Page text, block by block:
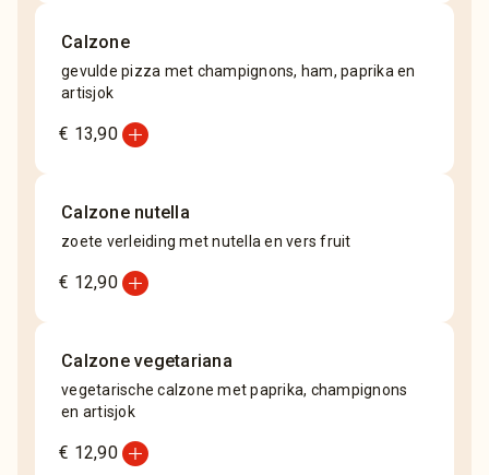
Calzone
gevulde pizza met champignons, ham, paprika en
artisjok
€ 13,90add_circle
Calzone nutella
zoete verleiding met nutella en vers fruit
€ 12,90add_circle
Calzone vegetariana
vegetarische calzone met paprika, champignons
en artisjok
€ 12,90add_circle